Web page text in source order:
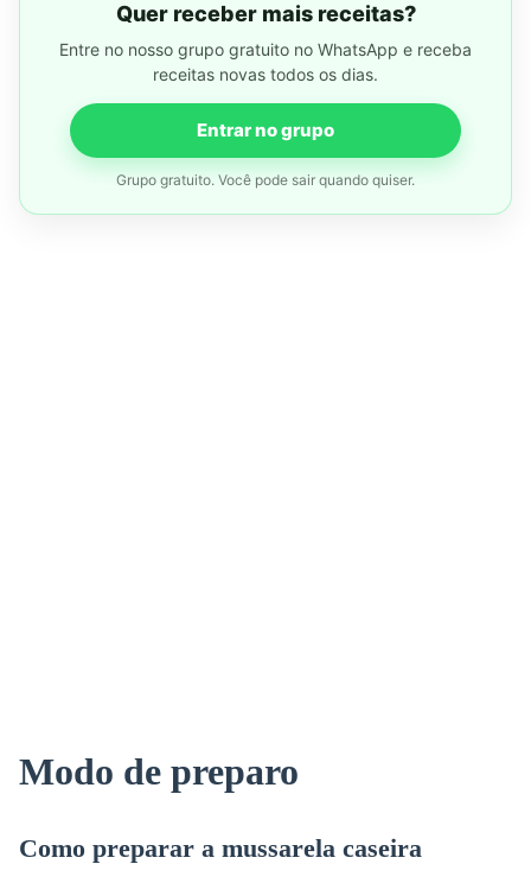
Quer receber mais receitas?
Entre no nosso grupo gratuito no WhatsApp e receba
receitas novas todos os dias.
Entrar no grupo
Grupo gratuito. Você pode sair quando quiser.
Modo de preparo
Como preparar a mussarela caseira